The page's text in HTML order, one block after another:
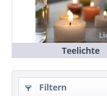
Teelichte
Filtern